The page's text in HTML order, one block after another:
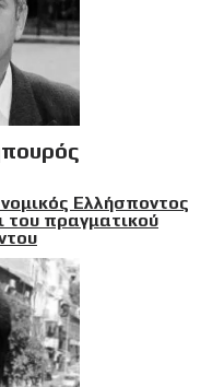
Ελλήσποντος
του πραγματικού